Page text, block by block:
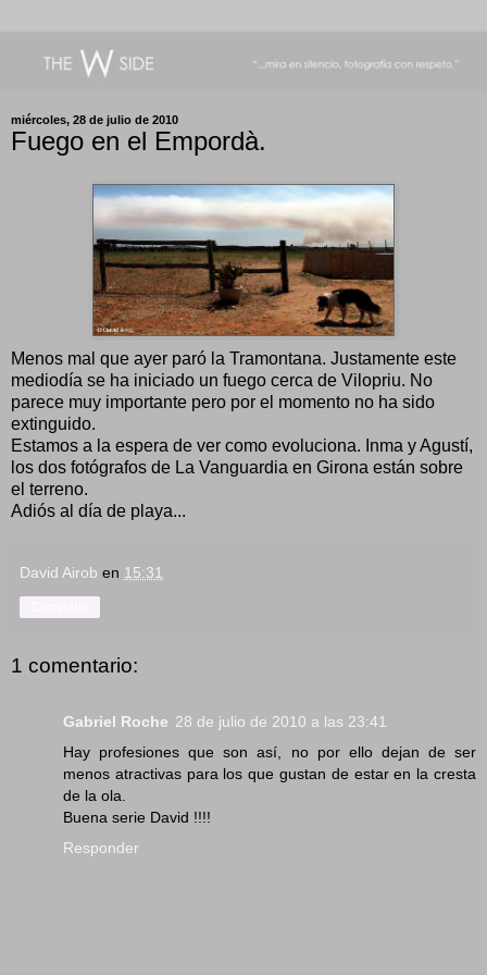
miércoles, 28 de julio de 2010
Fuego en el Empordà.
Menos mal que ayer paró la Tramontana. Justamente este
mediodía se ha iniciado un fuego cerca de Vilopriu. No
parece muy importante pero por el momento no ha sido
extinguido.
Estamos a la espera de ver como evoluciona. Inma y Agustí,
los dos fotógrafos de La Vanguardia en Girona están sobre
el terreno.
Adiós al día de playa...
David Airob en 15:31
1 comentario:
Gabriel Roche 28 de julio de 2010 a las 23:41
Hay profesiones que son así, no por ello dejan de ser
menos atractivas para los que gustan de estar en la cresta
de la ola.
Buena serie David !!!!
Responder